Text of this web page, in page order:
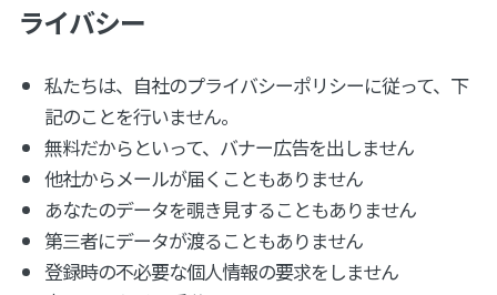
ライバシー
私たちは、自社のプライバシーポリシーに従って、下
記のことを行いません。
無料だからといって、バナー広告を出しません
他社からメールが届くこともありません
あなたのデータを覗き見することもありません
第三者にデータが渡ることもありません
登録時の不必要な個人情報の要求をしません